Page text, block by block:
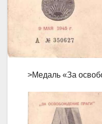
>Медаль «За